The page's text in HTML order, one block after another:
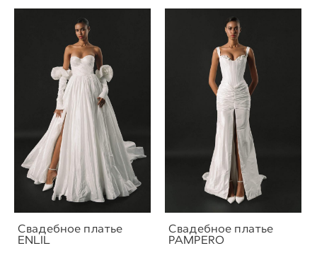
Свадебное платье
ENLIL
Свадебное платье
PAMPERO